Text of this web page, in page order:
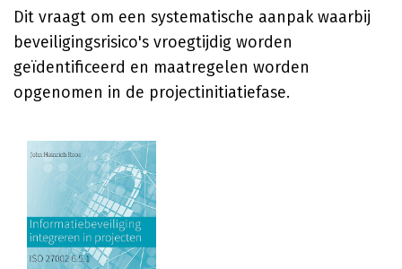
Dit vraagt om een systematische aanpak waarbij
beveiligingsrisico's vroegtijdig worden
geïdentificeerd en maatregelen worden
opgenomen in de projectinitiatiefase.